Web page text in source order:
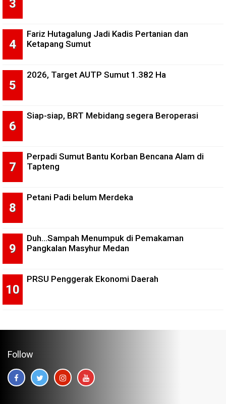
Fariz Hutagalung Jadi Kadis Pertanian dan
Ketapang Sumut
2026, Target AUTP Sumut 1.382 Ha
Siap-siap, BRT Mebidang segera Beroperasi
Perpadi Sumut Bantu Korban Bencana Alam di
Tapteng
Petani Padi belum Merdeka
Duh...Sampah Menumpuk di Pemakaman
Pangkalan Masyhur Medan
PRSU Penggerak Ekonomi Daerah
Follow